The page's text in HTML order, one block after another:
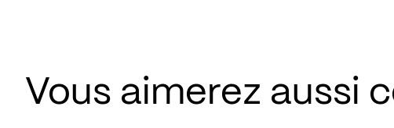
Vous aimerez aussi